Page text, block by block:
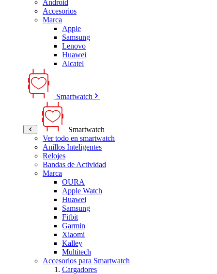
Android
Accesorios
Marca
Apple
Samsung
Lenovo
Huawei
Alcatel
Smartwatch
Smartwatch
Ver todo en smartwatch
Anillos Inteligentes
Relojes
Bandas de Actividad
Marca
OURA
Apple Watch
Huawei
Samsung
Fitbit
Garmin
Xiaomi
Kalley
Multitech
Accesorios para Smartwatch
Cargadores